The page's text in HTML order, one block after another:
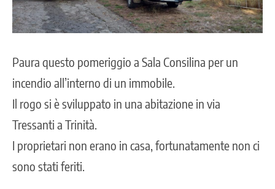
Paura questo pomeriggio a Sala Consilina per un
incendio all’interno di un immobile.
Il rogo si è sviluppato in una abitazione in via
Tressanti a Trinità.
I proprietari non erano in casa, fortunatamente non ci
sono stati feriti.